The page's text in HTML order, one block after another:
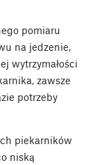
pomiaru
na jedzenie,
wytrzymałości
zawsze
potrzeby
piekarników
niską